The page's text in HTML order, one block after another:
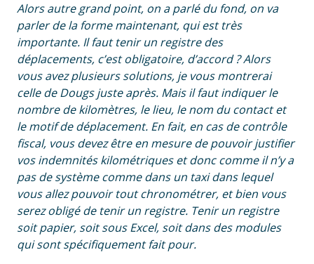
Alors autre grand point, on a parlé du fond, on va
parler de la forme maintenant, qui est très
importante. Il faut tenir un registre des
déplacements, c’est obligatoire, d’accord ? Alors
vous avez plusieurs solutions, je vous montrerai
celle de Dougs juste après. Mais il faut indiquer le
nombre de kilomètres, le lieu, le nom du contact et
le motif de déplacement. En fait, en cas de contrôle
fiscal, vous devez être en mesure de pouvoir justifier
vos indemnités kilométriques et donc comme il n’y a
pas de système comme dans un taxi dans lequel
vous allez pouvoir tout chronométrer, et bien vous
serez obligé de tenir un registre. Tenir un registre
soit papier, soit sous Excel, soit dans des modules
qui sont spécifiquement fait pour.